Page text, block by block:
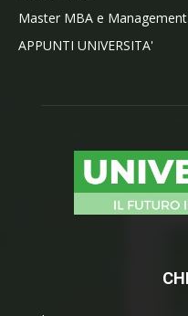
Master MBA e Management
APPUNTI UNIVERSITA'